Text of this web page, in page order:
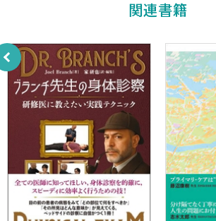
19 左下腹部痛＋ショック
20 左下腹部痛＋不明熱
21 右flank pain（体幹の右側の痛み）
22 左flank pain（体幹の左側の痛み）
23 狭心痛らしくない胸痛
24 発熱＋胸痛
25 急性咳嗽
26 咳嗽（呼吸/下気道・循環器疾患以外）
27 胸部異常影のない慢性咳嗽（感冒後を
28 労作時の息切れ
29 呼吸困難（呼吸・循環器疾患以外）
関連書籍